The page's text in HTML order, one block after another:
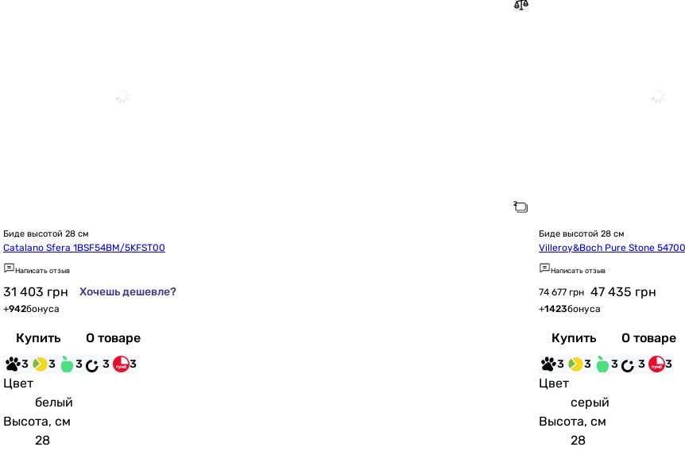
Биде высотой 28 см
Catalano Sfera 1BSF54BM/5KFST00
Написать отзыв
31 403 грн Хочешь дешевле?
+942бонуса
Купить О товаре
3 3 3 3 3
Цвет
белый
Высота, см
28
Биде высотой 28 см
Villeroy&Boch Pure Stone
Написать отзыв
74 677 грн 47 435 грн
+1423бонуса
Купить О товаре
3 3 3 3 3
Цвет
серый
Высота, см
28